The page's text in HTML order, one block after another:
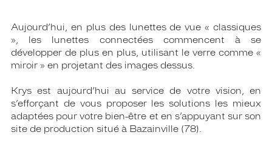
Aujourd’hui, en plus des lunettes de vue « classiques
», les lunettes connectées commencent à se
développer de plus en plus, utilisant le verre comme «
miroir » en projetant des images dessus.
Krys est aujourd’hui au service de votre vision, en
s’efforçant de vous proposer les solutions les mieux
adaptées pour votre bien-être et en s’appuyant sur son
site de production situé à Bazainville (78).